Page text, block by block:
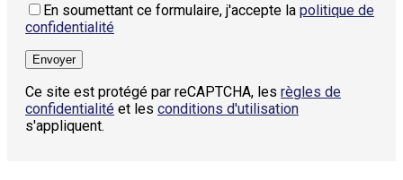
En soumettant ce formulaire, j'accepte la politique de
confidentialité
Ce site est protégé par reCAPTCHA, les règles de
confidentialité et les conditions d'utilisation
s'appliquent.